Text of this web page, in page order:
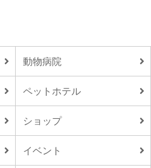
動物病院
ペットホテル
ショップ
イベント